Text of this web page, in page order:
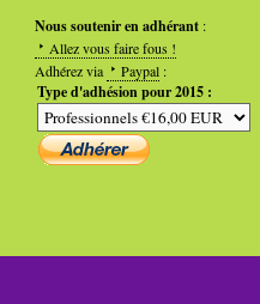
Nous soutenir en adhérant :
Allez vous faire fous !
Adhérez via
Paypal :
Type d'adhésion pour 2015 :